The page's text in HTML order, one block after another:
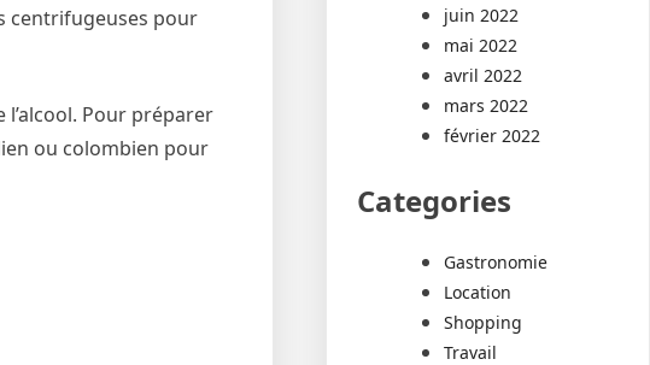
centrifugeuses pour
Pour préparer
ou colombien pour
juin 2022
mai 2022
avril 2022
mars 2022
février 2022
Categories
Gastronomie
Location
Shopping
Travail